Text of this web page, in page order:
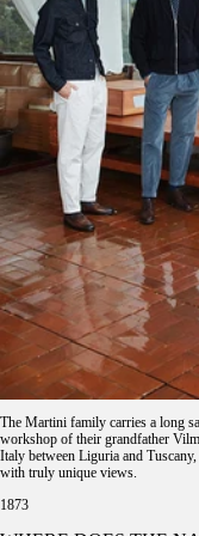
The Martini family carries a long
workshop of their grandfather
Italy between Liguria and
with truly unique views.
1873